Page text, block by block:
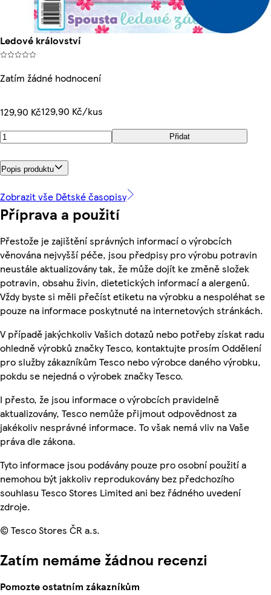
Ledové království
Zatím žádné hodnocení
129,90 Kč129,90 Kč/kus
Přidat
Popis produktu
Zobrazit vše Dětské časopisy
Příprava a použití
Přestože je zajištění správných informací o výrobcích
věnována nejvyšší péče, jsou předpisy pro výrobu potravin
neustále aktualizovány tak, že může dojít ke změně složek
potravin, obsahu živin, dietetických informací a alergenů.
Vždy byste si měli přečíst etiketu na výrobku a nespoléhat se
pouze na informace poskytnuté na internetových stránkách.
V případě jakýchkoliv Vašich dotazů nebo potřeby získat radu
ohledně výrobků značky Tesco, kontaktujte prosím Oddělení
pro služby zákazníkům Tesco nebo výrobce daného výrobku,
pokdu se nejedná o výrobek značky Tesco.
I přesto, že jsou informace o výrobcích pravidelně
aktualizovány, Tesco nemůže přijmout odpovědnost za
jakékoliv nesprávné informace. To však nemá vliv na Vaše
práva dle zákona.
Tyto informace jsou podávány pouze pro osobní použití a
nemohou být jakkoliv reprodukovány bez předchozího
souhlasu Tesco Stores Limited ani bez řádného uvedení
zdroje.
© Tesco Stores ČR a.s.
Zatím nemáme žádnou recenzi
Pomozte ostatním zákazníkům